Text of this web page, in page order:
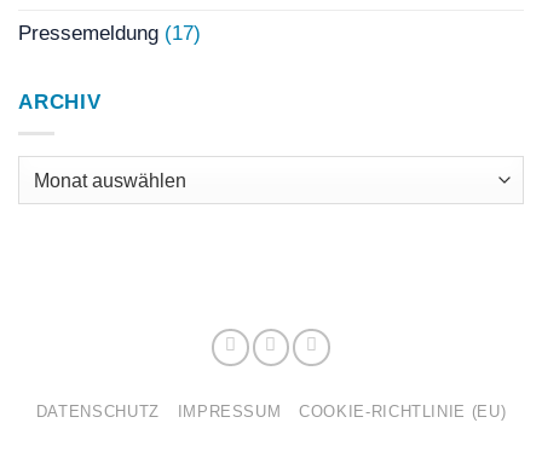
Pressemeldung (17)
ARCHIV
Archiv
DATENSCHUTZ IMPRESSUM COOKIE-RICHTLINIE (EU)